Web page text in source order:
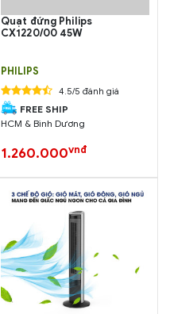
Quạt đứng Philips
CX1220/00 45W
PHILIPS
4.5/5 đánh giá
FREE SHIP
HCM & Bình Dương
1.260.000vnđ